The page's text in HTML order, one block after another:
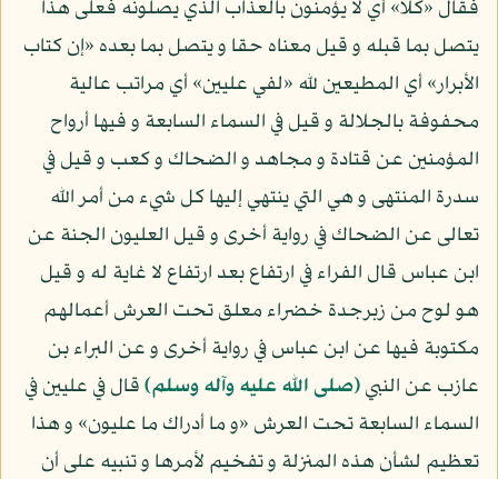
فقال «كلا» أي لا يؤمنون بالعذاب الذي يصلونه فعلى هذا
يتصل بما قبله و قيل معناه حقا و يتصل بما بعده «إن كتاب
الأبرار» أي المطيعين لله «لفي عليين» أي مراتب عالية
محفوفة بالجلالة و قيل في السماء السابعة و فيها أرواح
المؤمنين عن قتادة و مجاهد و الضحاك و كعب و قيل في
سدرة المنتهى و هي التي ينتهي إليها كل شيء من أمر الله
تعالى عن الضحاك في رواية أخرى و قيل العليون الجنة عن
ابن عباس قال الفراء في ارتفاع بعد ارتفاع لا غاية له و قيل
هو لوح من زبرجدة خضراء معلق تحت العرش أعمالهم
مكتوبة فيها عن ابن عباس في رواية أخرى و عن البراء بن
عازب عن النبي(صلى الله عليه وآله وسلم)قال في عليين في
السماء السابعة تحت العرش «و ما أدراك ما عليون» و هذا
تعظيم لشأن هذه المنزلة و تفخيم لأمرها و تنبيه على أن